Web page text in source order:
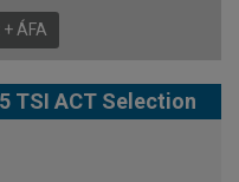
ÁFA
TSI ACT Selection